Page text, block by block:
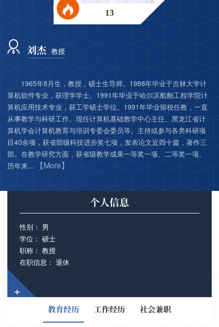
13
刘杰 教授
1965年8月生，教授，硕士生导师。1988年毕业于吉林大学计
算机软件专业，获理学学士。1991年毕业于哈尔滨船舶工程学院计
算机应用技术专业，获工学硕士学位。1991年毕业留校任教，一直
从事教学与科研工作。现任计算机基础教学中心主任、黑龙江省计
算机学会计算机教育与培训专委会委员等。主持或参与各类科研项
目40余项，获省部级科技进步奖七项，发表论文近四十篇，著作三
部。在教学研究方面，获省级教学成果一等奖一项、二等奖一项。
历年来...
【More】
个人信息
性别： 男
学位： 硕士
职称： 教授
在职信息： 退休
+
教育经历 工作经历 社会兼职